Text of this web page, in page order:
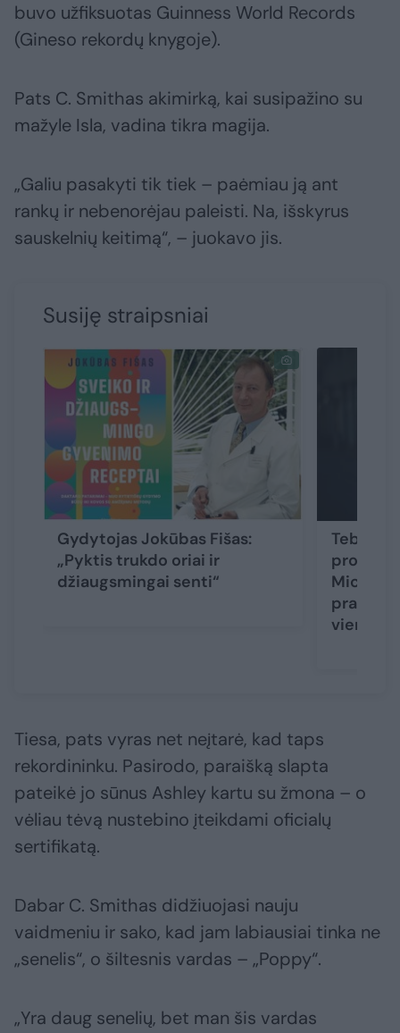
buvo užfiksuotas Guinness World Records
(Gineso rekordų knygoje).
Pats C. Smithas akimirką, kai susipažino su
mažyle Isla, vadina tikra magija.
„Galiu pasakyti tik tiek – paėmiau ją ant
rankų ir nebenorėjau paleisti. Na, išskyrus
sauskelnių keitimą“, – juokavo jis.
Susiję straipsniai
Gydytojas Jokūbas Fišas:
„Pyktis trukdo oriai ir
džiaugsmingai senti“
vieną“
Tiesa, pats vyras net neįtarė, kad taps
rekordininku. Pasirodo, paraišką slapta
pateikė jo sūnus Ashley kartu su žmona – o
vėliau tėvą nustebino įteikdami oficialų
sertifikatą.
Dabar C. Smithas didžiuojasi nauju
vaidmeniu ir sako, kad jam labiausiai tinka ne
„senelis“, o šiltesnis vardas – „Poppy“.
„Yra daug senelių, bet man šis vardas